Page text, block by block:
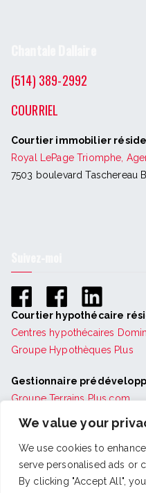
We value your
We use cookies to
serve personalised ads or
By clicking "Accept All",
(514) 389-2992
COURRIEL
Courtier immobilier
Royal LePage Triomphe,
7503 boulevard Taschereau
Courtier hypothécaire
Centres hypothécaires
Groupe Hypothèques Plus
Gestionnaire
Groupe Terrains Plus.com
Photographe et auteure-
Webchant&Chantale Chante